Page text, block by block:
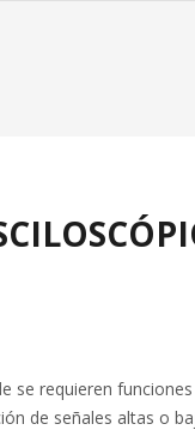
se requieren
de señales altas o